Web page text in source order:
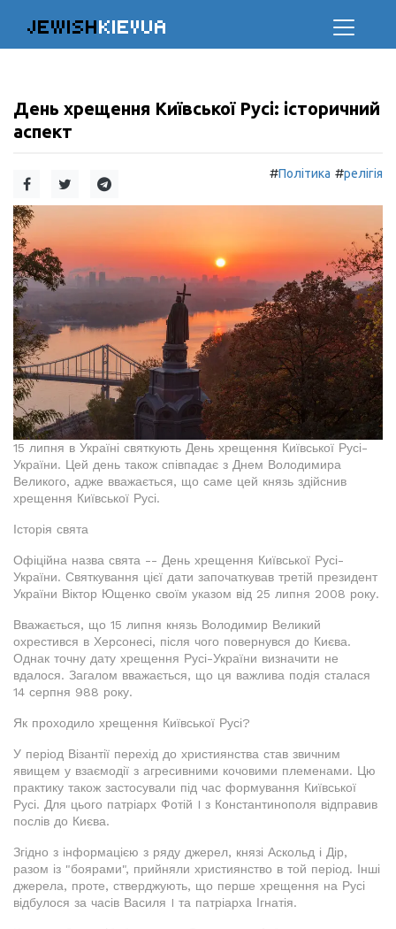
JEWISHKIEVUA
День хрещення Київської Русі: історичний
аспект
#Політика #релігія
15 липня в Україні святкують День хрещення Київської Русі-
України. Цей день також співпадає з Днем Володимира
Великого, адже вважається, що саме цей князь здійснив
хрещення Київської Русі.
Історія свята
Офіційна назва свята -- День хрещення Київської Русі-
України. Святкування цієї дати започаткував третій президент
України Віктор Ющенко своїм указом від 25 липня 2008 року.
Вважається, що 15 липня князь Володимир Великий
охрестився в Херсонесі, після чого повернувся до Києва.
Однак точну дату хрещення Русі-України визначити не
вдалося. Загалом вважається, що ця важлива подія сталася
14 серпня 988 року.
Як проходило хрещення Київської Русі?
У період Візантії перехід до християнства став звичним
явищем у взаємодії з агресивними кочовими племенами. Цю
практику також застосували під час формування Київської
Русі. Для цього патріарх Фотій I з Константинополя відправив
послів до Києва.
Згідно з інформацією з ряду джерел, князі Аскольд і Дір,
разом із "боярами", прийняли християнство в той період. Інші
джерела, проте, стверджують, що перше хрещення на Русі
відбулося за часів Василя I та патріарха Ігнатія.